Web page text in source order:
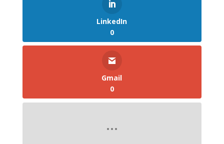
LinkedIn
0
Gmail
0